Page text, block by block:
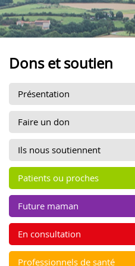
Dons et soutien
Présentation
Faire un don
Ils nous soutiennent
Patients ou proches
Future maman
En consultation
Professionnels de santé